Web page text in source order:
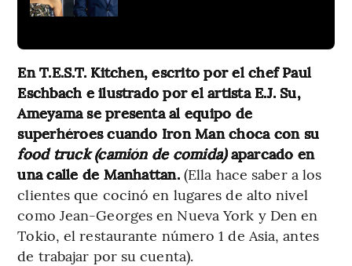
En T.E.S.T. Kitchen, escrito por el chef Paul
Eschbach e ilustrado por el artista E.J. Su,
Ameyama se presenta al equipo de
superhéroes cuando Iron Man choca con su
food truck (camión de comida)aparcado en
una calle de Manhattan.(Ella hace saber a los
clientes que cocinó en lugares de alto nivel
como Jean-Georges en Nueva York y Den en
Tokio, el restaurante número 1 de Asia, antes
de trabajar por su cuenta).